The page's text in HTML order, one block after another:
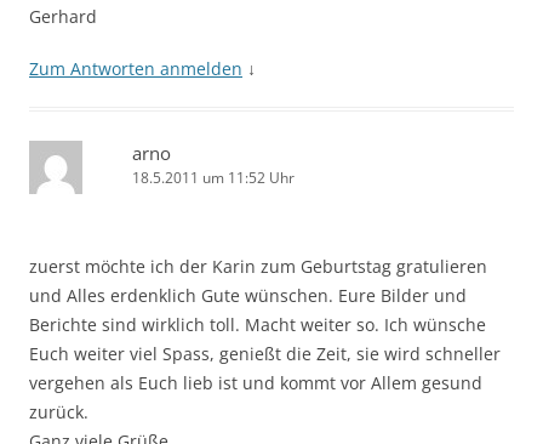
Gerhard
Zum Antworten anmelden ↓
arno
18.5.2011 um 11:52 Uhr
zuerst möchte ich der Karin zum Geburtstag gratulieren
und Alles erdenklich Gute wünschen. Eure Bilder und
Berichte sind wirklich toll. Macht weiter so. Ich wünsche
Euch weiter viel Spass, genießt die Zeit, sie wird schneller
vergehen als Euch lieb ist und kommt vor Allem gesund
zurück.